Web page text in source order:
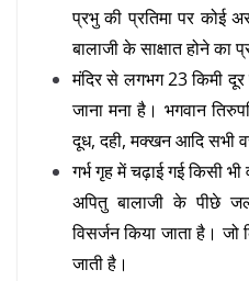
प्रभु की प्रतिमा पर कोई
बालाजी के साक्षात होने का
मंदिर से लगभग 23 किमी दूर
जाना मना है। भगवान
दूध, दही, मक्खन आदि सभी
गर्भ गृह में चढ़ाई गई किसी
अपितु बालाजी के पीछे
विसर्जन किया जाता है।
जाती है।